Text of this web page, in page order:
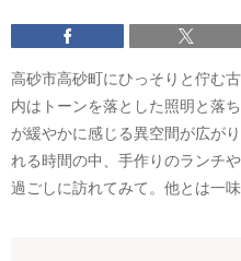
高砂市高砂町にひっそりと佇む
内はトーンを落とした照明と落
が緩やかに感じる異空間が広が
れる時間の中、手作りのランチ
過ごしに訪れてみて。他とは一